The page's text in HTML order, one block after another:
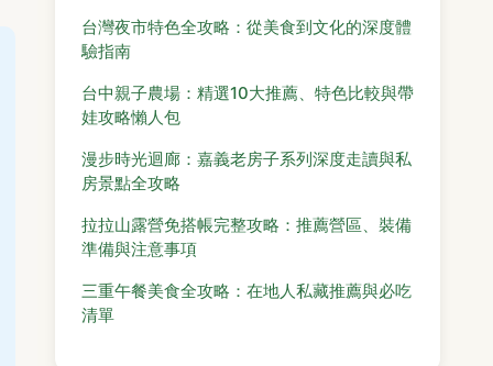
台灣夜市特色全攻略：從美食到文化的深度體
驗指南
台中親子農場：精選10大推薦、特色比較與帶
娃攻略懶人包
漫步時光迴廊：嘉義老房子系列深度走讀與私
房景點全攻略
拉拉山露營免搭帳完整攻略：推薦營區、裝備
準備與注意事項
三重午餐美食全攻略：在地人私藏推薦與必吃
清單